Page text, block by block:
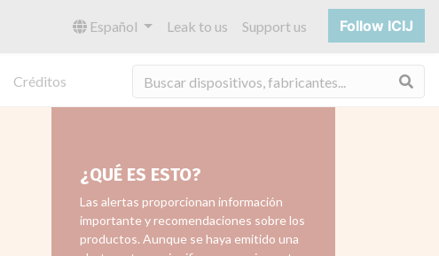
Español Leak to us Support us Follow ICIJ
Créditos
¿QUÉ ES ESTO?
Las alertas proporcionan información
importante y recomendaciones sobre los
productos. Aunque se haya emitido una